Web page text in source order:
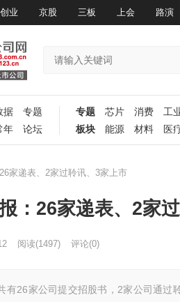
创业 京股 三板 上会 路演
据
专题
年 论坛
专题 芯片 消费
工
板块
能源 材料 医
家递表、2家过聆讯、3家上市
：26家递表、2家
阅读(1497) 评论(0)
26家公司提交招股书，2家公司通过